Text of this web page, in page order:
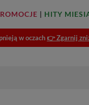
| HITY
w oczach 👉 Zgarnij